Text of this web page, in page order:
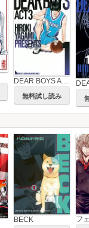
DEAR BOYS ACT 3
無料試し読み
BECK